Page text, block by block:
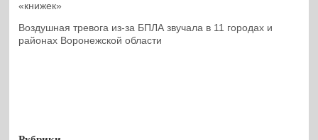
«книжек»
Воздушная тревога из-за БПЛА звучала в 11 городах и
районах Воронежской области